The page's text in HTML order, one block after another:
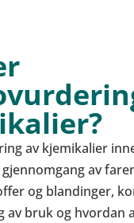
av kjemikalier
av
og blandinger,
av bruk og hvordan